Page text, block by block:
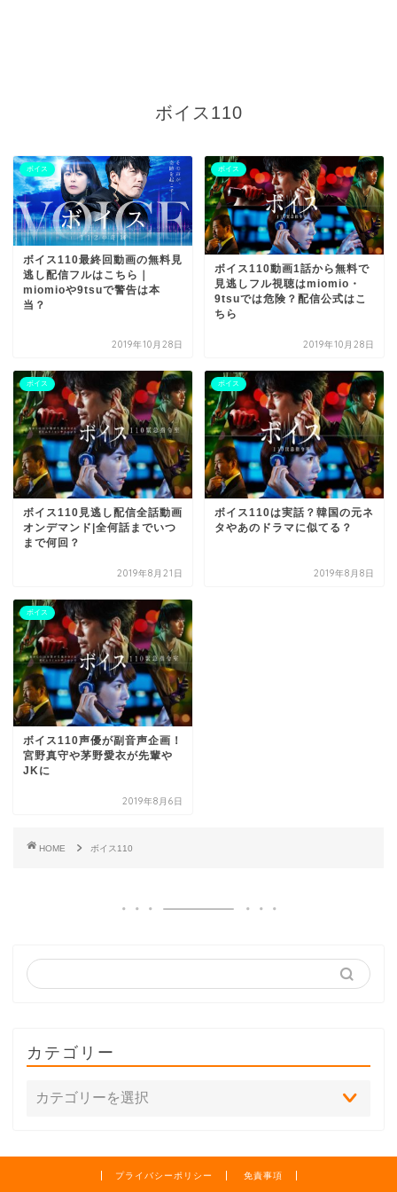
ボイス110
ボイス
ボイス110最終回動画の無料見
逃し配信フルはこちら｜
miomioや9tsuで警告は本
当？
2019年10月28日
ボイス
ボイス110動画1話から無料で
見逃しフル視聴はmiomio・
9tsuでは危険？配信公式はこ
ちら
2019年10月28日
ボイス
ボイス110見逃し配信全話動画
オンデマンド|全何話までいつ
まで何回？
2019年8月21日
ボイス
ボイス110は実話？韓国の元ネ
タやあのドラマに似てる？
2019年8月8日
ボイス
ボイス110声優が副音声企画！
宮野真守や茅野愛衣が先輩や
JKに
2019年8月6日
HOME ボイス110
カテゴリー
プライバシーポリシー 免責事項